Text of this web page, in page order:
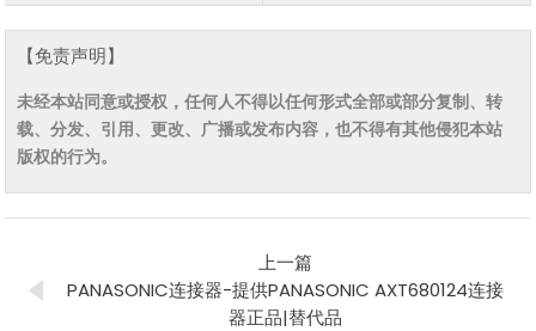
【免责声明】
未经本站同意或授权，任何人不得以任何形式全部或部分复制、转
载、分发、引用、更改、广播或发布内容，也不得有其他侵犯本站
版权的行为。
上一篇
PANASONIC连接器-提供PANASONIC AXT680124连接
器正品|替代品